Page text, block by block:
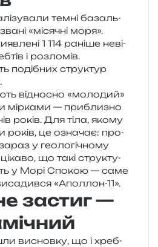
темні базаль­
«міся­чні моря».
1 114 рані­ше неві­
і роз­ло­мів.
поді­бних стру­ктур
від­но­сно «моло­дий»
мір­ка­ми — при­бли­зно
років. Для тіла, якому
років, це озна­чає: про­
у гео­ло­гі­чно­му
що такі стру­кту­
у Морі Спокою — саме
«Аполлон-11».
застиг —
виснов­ку, що і хреб­